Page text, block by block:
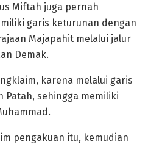
Miftah juga pernah
garis keturunan dengan
Majapahit melalui jalur
Demak.
karena melalui garis
Patah, sehingga memiliki
pengakuan itu, kemudian